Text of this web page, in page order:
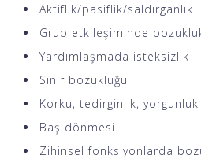
Aktiflik/pasiflik/saldırganlık
Grup etkileşiminde
Yardımlaşmada isteksizlik
Sinir bozukluğu
Korku, tedirginlik, yorgunluk
Baş dönmesi
Zihinsel fonksiyonlarda